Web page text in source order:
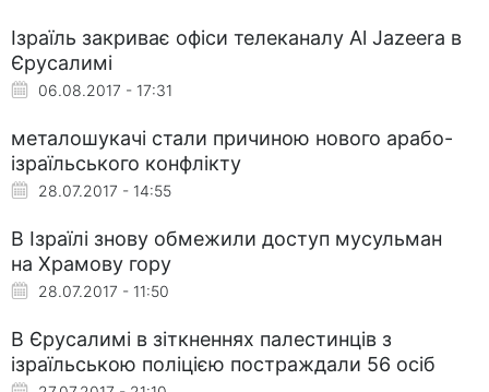
Ізраїль закриває офіси телеканалу Al Jazeera в
Єрусалимі
06.08.2017 - 17:31
металошукачі стали причиною нового арабо-
ізраїльського конфлікту
28.07.2017 - 14:55
В Ізраїлі знову обмежили доступ мусульман
на Храмову гору
28.07.2017 - 11:50
В Єрусалимі в зіткненнях палестинців з
ізраїльською поліцією постраждали 56 осіб